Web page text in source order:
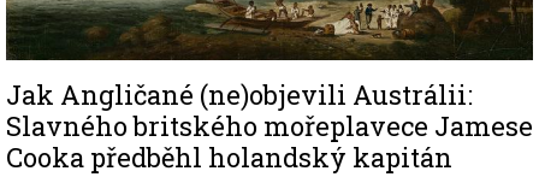
Jak Angličané (ne)objevili Austrálii:
Slavného britského mořeplavece Jamese
Cooka předběhl holandský kapitán